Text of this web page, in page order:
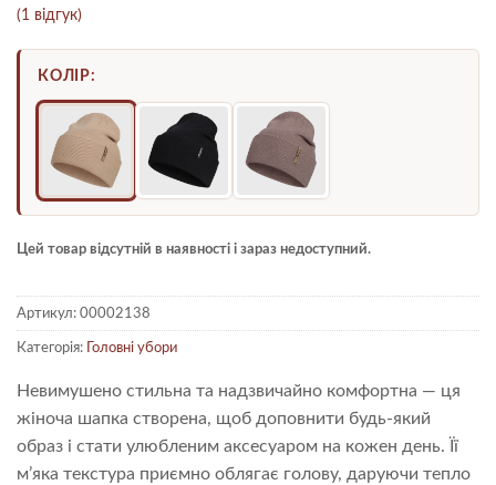
Рейтинг
з 5 на
основі
1
покупця
(1 відгук)
КОЛІР:
Цей товар відсутній в наявності і зараз недоступний.
Артикул: 00002138
Категорія: Головні убори
Невимушено стильна та надзвичайно комфортна — ця
жіноча шапка створена, щоб доповнити будь-який
образ і стати улюбленим аксесуаром на кожен день. Її
м’яка текстура приємно облягає голову, даруючи тепло